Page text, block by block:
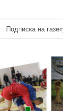
Подписка на